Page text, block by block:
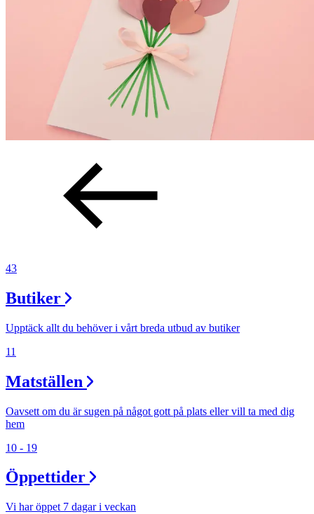
43
Butiker
Upptäck allt du behöver i vårt breda utbud av butiker
11
Matställen
Oavsett om du är sugen på något gott på plats eller vill ta med dig
hem
10 - 19
Öppettider
Vi har öppet 7 dagar i veckan